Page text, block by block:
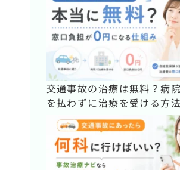
交通事故の治療は無料？病
を払わずに治療を受ける方法